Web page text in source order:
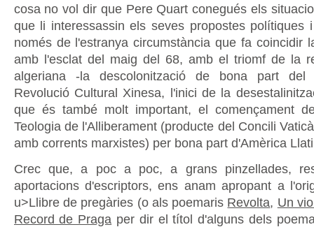
cosa no vol dir que Pere Quart conegués els
que li interessassin els seves propostes polítiques
només de l'estranya circumstància que fa coincidir
amb l'esclat del maig del 68, amb el triomf de la
algeriana -la descolonització de bona part del
Revolució Cultural Xinesa, l'inici de la
que és també molt important, el començament
Teologia de l'Alliberament (producte del Concili
amb corrents marxistes) per bona part d'Amèrica
Crec que, a poc a poc, a grans pinzellades,
aportacions d'escriptors, ens anam apropant a
u>Llibre de pregàries (o als poemaris Revolta, Un
Record de Praga per dir el títol d'alguns dels